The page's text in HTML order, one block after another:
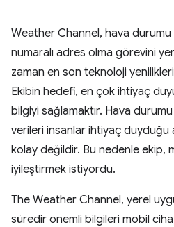
Weather Channel, hava
numaralı adres olma görevini
zaman en son teknoloji
Ekibin hedefi, en çok ihtiyaç
bilgiyi sağlamaktır. Hava
verileri insanlar ihtiyaç duyduğu
kolay değildir. Bu nedenle ekip,
iyileştirmek istiyordu.
The Weather Channel, yerel
süredir önemli bilgileri mobil